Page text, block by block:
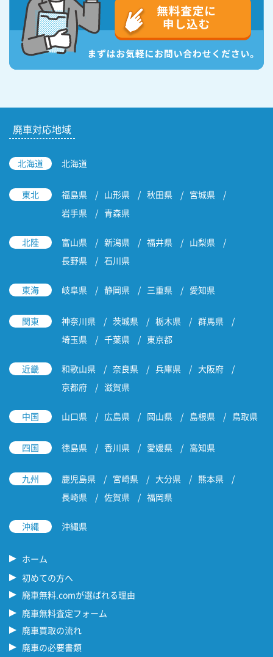
廃車対応地域
北海道 北海道
東北 福島県 山形県 秋田県
宮城県
岩手県
青森県
北陸 富山県 新潟県 福井県
山梨県
長野県
石川県
東海 岐阜県 静岡県 三重県 愛知県
関東 神奈川県 茨城県 栃木県
群馬県
埼玉県
千葉県 東京都
近畿 和歌山県 奈良県 兵庫県
大阪府
京都府
滋賀県
中国 山口県 広島県 岡山県 島根県 鳥取県
四国 徳島県 香川県 愛媛県 高知県
九州 鹿児島県 宮崎県 大分県
熊本県
長崎県
佐賀県 福岡県
沖縄 沖縄県
ホーム
初めての方へ
廃車無料.comが選ばれる理由
廃車無料査定フォーム
廃車買取の流れ
廃車の必要書類